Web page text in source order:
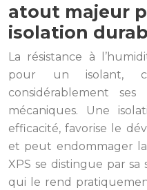
atout majeur
isolation
La résistance à
pour un isolant,
considérablement
mécaniques. Une
efficacité, favorise le
et peut endommager
XPS se distingue par
qui le rend